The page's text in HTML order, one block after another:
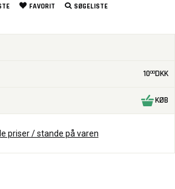
FAVORIT SØGELISTE
1000DKK
KØB
priser / stande på varen